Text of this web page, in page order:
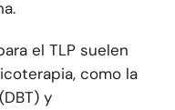
el TLP suelen
como la
y